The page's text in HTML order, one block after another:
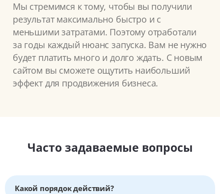
Мы стремимся к тому, чтобы вы получили
результат максимально быстро и с
меньшими затратами. Поэтому отработали
за годы каждый нюанс запуска. Вам не нужно
будет платить много и долго ждать. С новым
сайтом вы сможете ощутить наибольший
эффект для продвижения бизнеса.
Часто задаваемые вопросы
Какой порядок действий?